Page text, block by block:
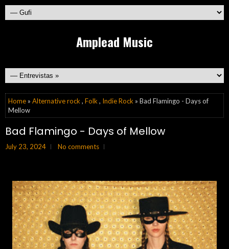
Amplead Music
Home » Alternative rock , Folk , Indie Rock » Bad Flamingo - Days of
Mellow
Bad Flamingo - Days of Mellow
July 23, 2024 No comments